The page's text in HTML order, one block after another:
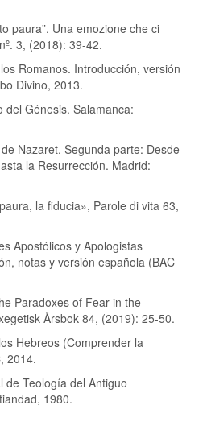
paura”. Una emozione che ci
3, (2018): 39-42.
Romanos. Introducción, versión
Divino, 2013.
del Génesis. Salamanca:
Nazaret. Segunda parte: Desde
la Resurrección. Madrid:
la fiducia», Parole di vita 63,
Apostólicos y Apologistas
notas y versión española (BAC
Paradoxes of Fear in the
Årsbok 84, (2019): 25-50.
Hebreos (Comprender la
2014.
de Teología del Antiguo
1980.